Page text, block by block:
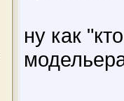
ну как